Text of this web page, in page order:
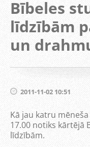
Bībeles
līdzībām
un
2011-11-02 10:51
Kā jau katru
17.00 notiks kārtējā
līdzībām.